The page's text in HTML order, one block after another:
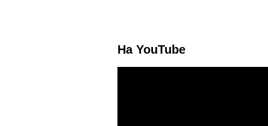
На YouTube